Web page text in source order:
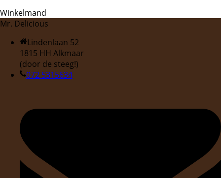
Winkelmand
Mr. Delicious
Lindenlaan 52
1815 HH Alkmaar
(door de steeg!)
072 5315634